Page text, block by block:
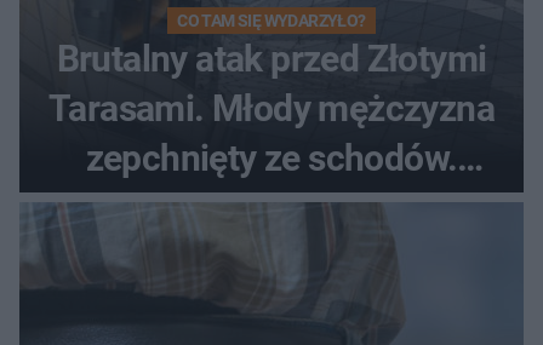
CO TAM SIĘ WYDARZYŁO?
Brutalny atak przed Złotymi
Tarasami. Młody mężczyzna
zepchnięty ze schodów.
Szokujące nagranie krąży po
sieci